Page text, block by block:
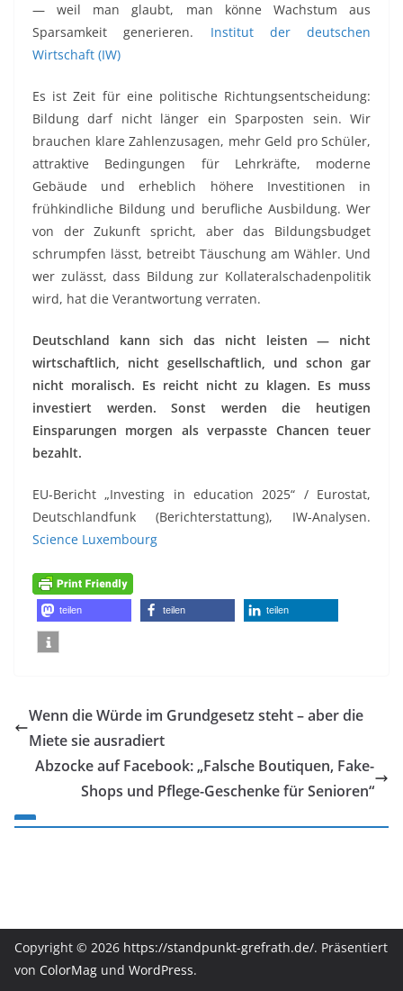
— weil man glaubt, man könne Wachstum aus
Sparsamkeit generieren. Institut der deutschen
Wirtschaft (IW)
Es ist Zeit für eine politische Richtungsentscheidung:
Bildung darf nicht länger ein Sparposten sein. Wir
brauchen klare Zahlenzusagen, mehr Geld pro Schüler,
attraktive Bedingungen für Lehrkräfte, moderne
Gebäude und erheblich höhere Investitionen in
frühkindliche Bildung und berufliche Ausbildung. Wer
von der Zukunft spricht, aber das Bildungsbudget
schrumpfen lässt, betreibt Täuschung am Wähler. Und
wer zulässt, dass Bildung zur Kollateralschadenpolitik
wird, hat die Verantwortung verraten.
Deutschland kann sich das nicht leisten — nicht
wirtschaftlich, nicht gesellschaftlich, und schon gar
nicht moralisch. Es reicht nicht zu klagen. Es muss
investiert werden. Sonst werden die heutigen
Einsparungen morgen als verpasste Chancen teuer
bezahlt.
EU-Bericht „Investing in education 2025“ / Eurostat,
Deutschlandfunk (Berichterstattung), IW-Analysen.
Science Luxembourg
teilen teilen teilen
Wenn die Würde im Grundgesetz steht – aber die
Miete sie ausradiert
Abzocke auf Facebook: „Falsche Boutiquen, Fake-
Shops und Pflege-Geschenke für Senioren“
Copyright © 2026 https://standpunkt-grefrath.de/. Präsentiert
von ColorMag und WordPress.